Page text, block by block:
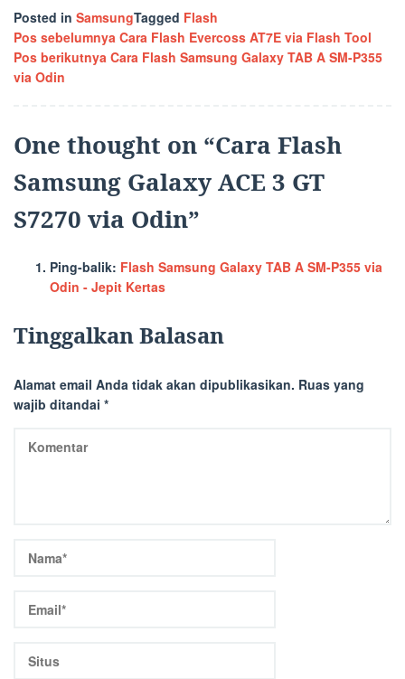
Posted in SamsungTagged Flash
Navigasi
pos
Pos sebelumnya Cara Flash Evercoss AT7E via Flash Tool
Pos berikutnya Cara Flash Samsung Galaxy TAB A SM-P355
via Odin
One thought on “Cara Flash
Samsung Galaxy ACE 3 GT
S7270 via Odin”
Ping-balik: Flash Samsung Galaxy TAB A SM-P355 via
Odin - Jepit Kertas
Tinggalkan Balasan
Alamat email Anda tidak akan dipublikasikan. Ruas yang
wajib ditandai *